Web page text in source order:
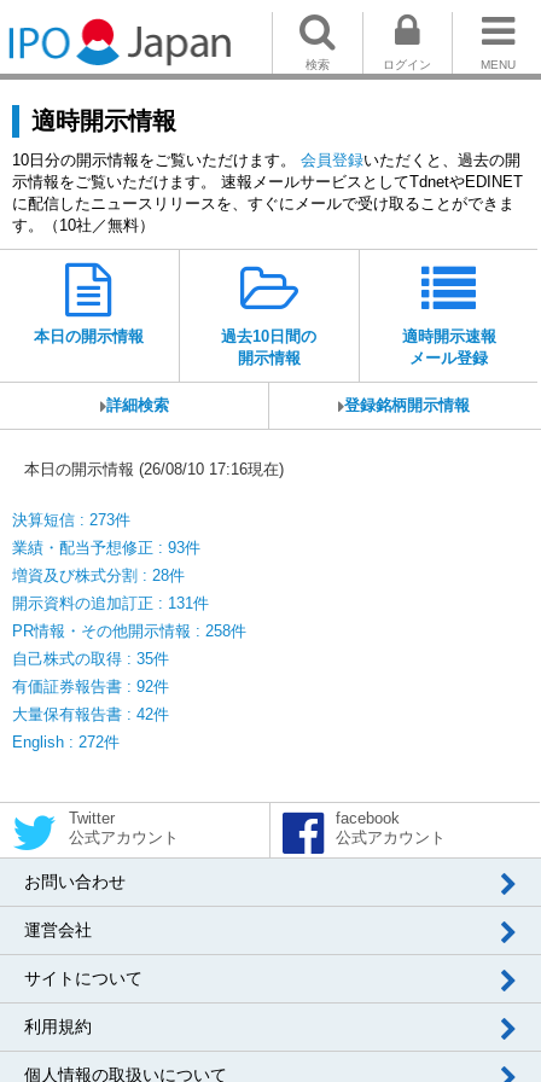
MENU
ログイン
検索
適時開示情報
10日分の開示情報をご覧いただけます。 会員登録いただくと、過去の開
示情報をご覧いただけます。 速報メールサービスとしてTdnetやEDINET
に配信したニュースリリースを、すぐにメールで受け取ることができま
す。（10社／無料）
本日の開示情報
過去10日間の
開示情報
適時開示速報
メール登録
詳細検索 登録銘柄開示情報
本日の開示情報 (26/08/10 17:16現在)
決算短信 : 273件
業績・配当予想修正 : 93件
増資及び株式分割 : 28件
開示資料の追加訂正 : 131件
PR情報・その他開示情報 : 258件
自己株式の取得 : 35件
有価証券報告書 : 92件
大量保有報告書 : 42件
English : 272件
Twitter
公式アカウント
facebook
公式アカウント
お問い合わせ
運営会社
サイトについて
利用規約
個人情報の取扱いについて